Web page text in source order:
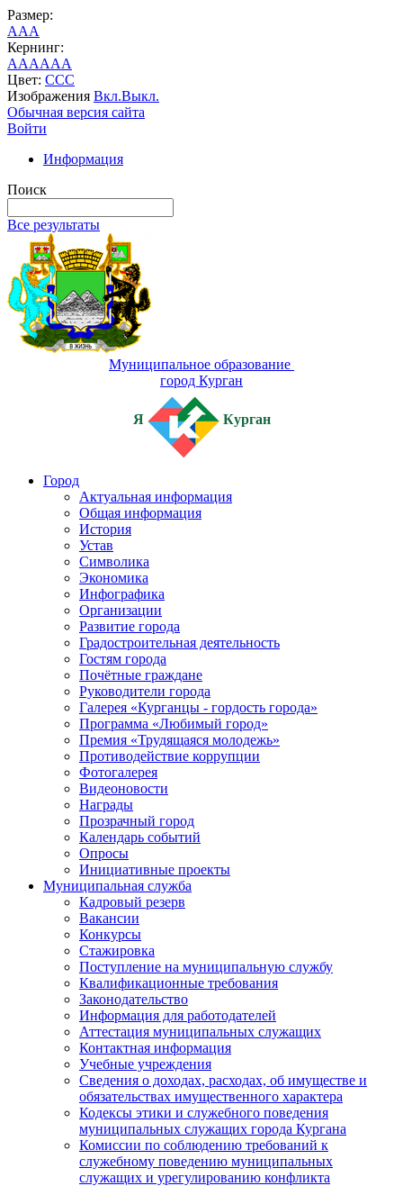
Размер:
AAA
Кернинг:
AAAAAA
Цвет: CCC
Изображения Вкл.Выкл.
Обычная версия сайта
Войти
Информация
Поиск
Все результаты
Муниципальное образование
город Курган
Я Курган
Город
Актуальная информация
Общая информация
История
Устав
Символика
Экономика
Инфографика
Организации
Развитие города
Градостроительная деятельность
Гостям города
Почётные граждане
Руководители города
Галерея «Курганцы - гордость города»
Программа «Любимый город»
Премия «Трудящаяся молодежь»
Противодействие коррупции
Фотогалерея
Видеоновости
Награды
Прозрачный город
Календарь событий
Опросы
Инициативные проекты
Муниципальная служба
Кадровый резерв
Вакансии
Конкурсы
Стажировка
Поступление на муниципальную службу
Квалификационные требования
Законодательство
Информация для работодателей
Аттестация муниципальных служащих
Контактная информация
Учебные учреждения
Сведения о доходах, расходах, об имуществе и
обязательствах имущественного характера
Кодексы этики и служебного поведения
муниципальных служащих города Кургана
Комиссии по соблюдению требований к
служебному поведению муниципальных
служащих и урегулированию конфликта